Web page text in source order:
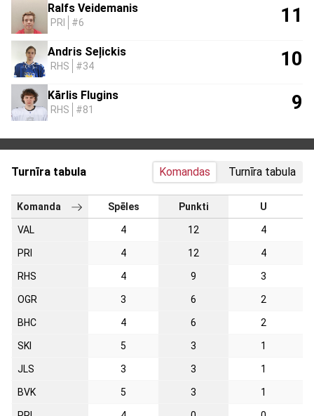
Ralfs Veidemanis
PRI #6 11
Andris Seļickis
RHS #34 10
Kārlis Flugins
RHS #81 9
Turnīra tabula Komandas Turnīra tabula
Komanda Spēles Punkti U
VAL 4 12 4
PRI 4 12 4
RHS 4 9 3
OGR 3 6 2
BHC 4 6 2
SKI 5 3 1
JLS 3 3 1
BVK 5 3 1